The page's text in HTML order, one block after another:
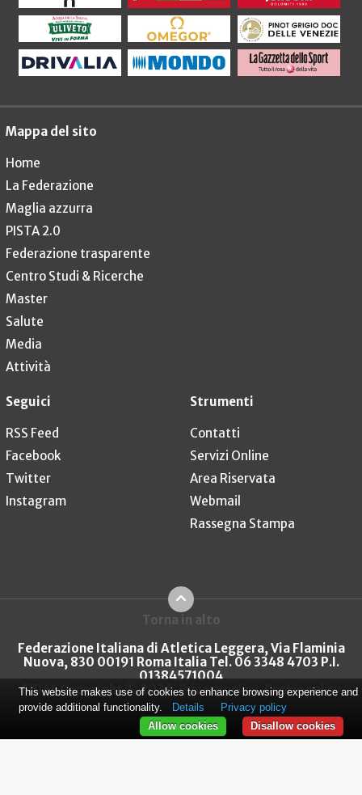
Mappa del sito
Home
La Federazione
Maglia azzurra
PISTA 2.0
Federazione trasparente
Centro Studi & Ricerche
Master
Salute
Media
Attività
Seguici
RSS Feed
Facebook
Twitter
Instagram
Strumenti
Contatti
Servizi Online
Area Riservata
Webmail
Rassegna Stampa
Torna in alto
Federazione Italiana di Atletica Leggera, Via Flaminia
Nuova, 830 00191 Roma Italia Tel. 06 3348 4703 P.I.
01384571004
FIDAL Copyright © 2026 Privacy policy Cookie policy
This website makes use of cookies to enhance browsing experience and
provide additional functionality.
Details
Privacy policy
Disallow cookies
Allow cookies